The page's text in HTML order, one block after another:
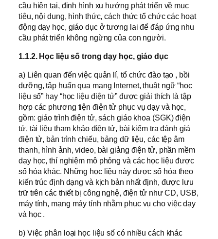
cầu hiện tại, định hình xu hướng phát triển về mục
tiêu, nội dung, hình thức, cách thức tổ chức các hoạt
động dạy học, giáo dục ở tương lai để đáp ứng nhu
cầu phát triển không ngừng của con người.
1.1.2. Học liệu số trong dạy học, giáo dục
a) Liên quan đến việc quản lí, tổ chức đào tạo , bồi
dưỡng, tập huấn qua mạng Internet, thuật ngữ “học
liệu số” hay “học liệu điện tử” được giải thích là tập
hợp các phương tiện điện tử phục vụ dạy và học,
gồm: giáo trình điện tử, sách giáo khoa (SGK) điện
tử, tài liệu tham khảo điện tử, bài kiểm tra đánh giá
điện tử, bản trình chiếu, bảng dữ liệu, các tệp âm
thanh, hình ảnh, video, bài giảng điện tử, phần mềm
dạy học, thí nghiệm mô phỏng và các học liệu được
số hóa khác. Những học liệu này được số hóa theo
kiến trúc định dạng và kịch bản nhất định, được lưu
trữ trên các thiết bị công nghệ, điện tử như CD, USB,
máy tính, mạng máy tính nhằm phục vụ cho việc dạy
và học .
b) Việc phân loại học liệu số có nhiều cách khác